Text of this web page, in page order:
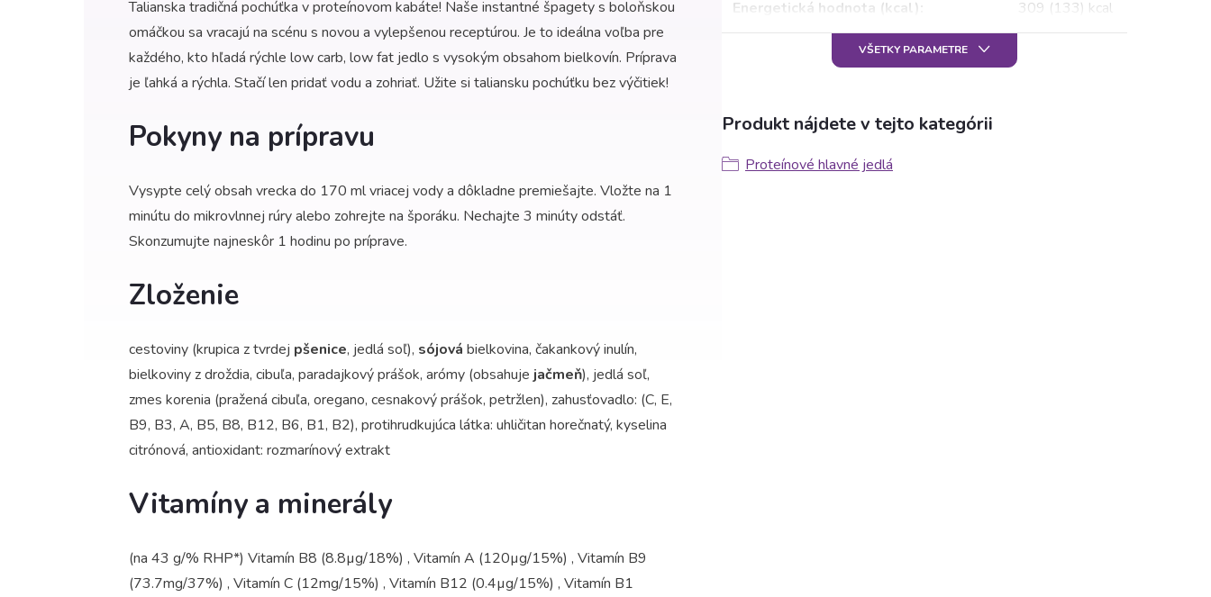
Talianska tradičná pochúťka v proteínovom kabáte! Naše instantné špagety s boloňskou
omáčkou sa vracajú na scénu s novou a vylepšenou receptúrou. Je to ideálna voľba pre
každého, kto hľadá rýchle low carb, low fat jedlo s vysokým obsahom bielkovín. Príprava
je ľahká a rýchla. Stačí len pridať vodu a zohriať. Užite si taliansku pochúťku bez výčitiek!
Pokyny na prípravu
Vysypte celý obsah vrecka do 170 ml vriacej vody a dôkladne premiešajte. Vložte na 1
minútu do mikrovlnnej rúry alebo zohrejte na šporáku. Nechajte 3 minúty odstáť.
Skonzumujte najneskôr 1 hodinu po príprave.
Zloženie
cestoviny (krupica z tvrdej pšenice, jedlá soľ), sójová bielkovina, čakankový inulín,
bielkoviny z droždia, cibuľa, paradajkový prášok, arómy (obsahuje jačmeň), jedlá soľ,
zmes korenia (pražená cibuľa, oregano, cesnakový prášok, petržlen), zahusťovadlo: (C, E,
B9, B3, A, B5, B8, B12, B6, B1, B2), protihrudkujúca látka: uhličitan horečnatý, kyselina
citrónová, antioxidant: rozmarínový extrakt
Vitamíny a minerály
(na 43 g/% RHP*) Vitamín B8 (8.8µg/18%) , Vitamín A (120µg/15%) , Vitamín B9
(73.7mg/37%) , Vitamín C (12mg/15%) , Vitamín B12 (0.4µg/15%) , Vitamín B1
Energetická hodnota (kcal) 309 (133) kcal
VŠETKY PARAMETRE
Produkt nájdete v tejto kategórii
Proteínové hlavné jedlá